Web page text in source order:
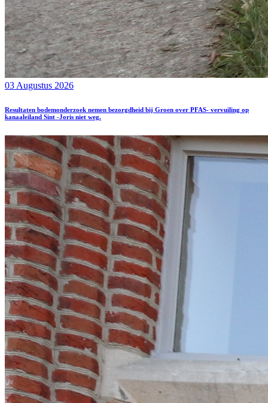
03 Augustus 2026
Resultaten bodemonderzoek nemen bezorgdheid bij Groen over PFAS- vervuiling op
kanaaleiland Sint -Joris niet weg.